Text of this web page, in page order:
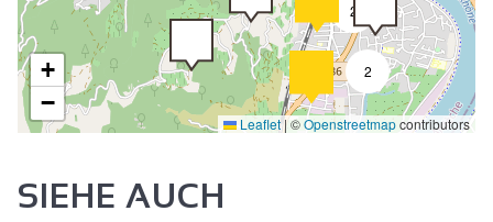
2
2
+
−
Leaflet|©Openstreetmapcontributors
SIEHE AUCH